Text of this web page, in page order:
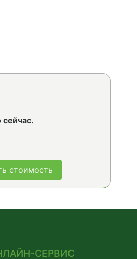
стоимость
СЕРВИС